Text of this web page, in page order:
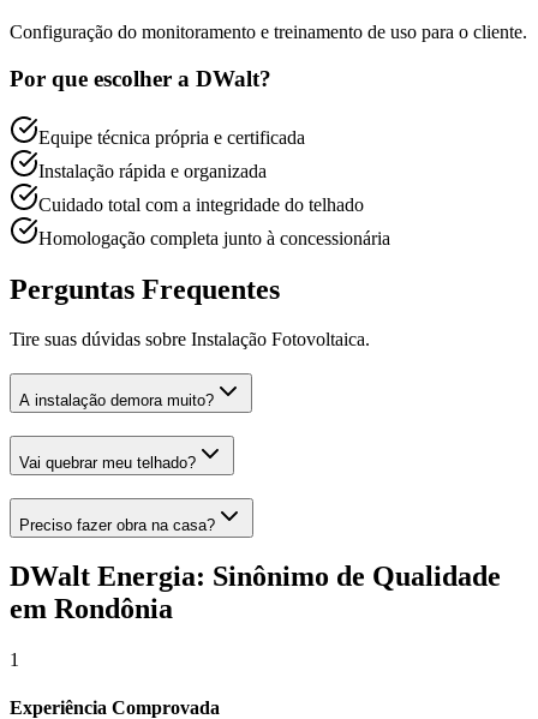
Configuração do monitoramento e treinamento de uso para o cliente.
Por que escolher a DWalt?
Equipe técnica própria e certificada
Instalação rápida e organizada
Cuidado total com a integridade do telhado
Homologação completa junto à concessionária
Perguntas Frequentes
Tire suas dúvidas sobre Instalação Fotovoltaica.
A instalação demora muito?
Vai quebrar meu telhado?
Preciso fazer obra na casa?
DWalt Energia: Sinônimo de Qualidade
em Rondônia
1
Experiência Comprovada